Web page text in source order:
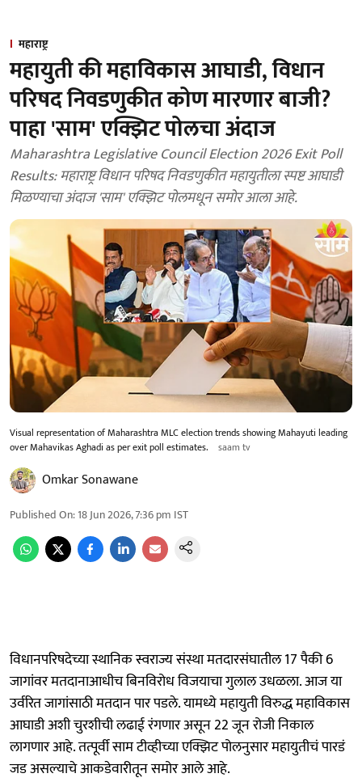
महाराष्ट्र
महायुती की महाविकास आघाडी, विधान
परिषद निवडणुकीत कोण मारणार बाजी?
पाहा 'साम' एक्झिट पोलचा अंदाज
Maharashtra Legislative Council Election 2026 Exit Poll
Results: महाराष्ट्र विधान परिषद निवडणुकीत महायुतीला स्पष्ट आघाडी
मिळण्याचा अंदाज 'साम' एक्झिट पोलमधून समोर आला आहे.
Visual representation of Maharashtra MLC election trends showing Mahayuti leading
over Mahavikas Aghadi as per exit poll estimates.
saam tv
Omkar Sonawane
Published On:18 Jun 2026, 7:36 pm IST
विधानपरिषदेच्या स्थानिक स्वराज्य संस्था मतदारसंघातील 17 पैकी 6
जागांवर मतदानाआधीच बिनविरोध विजयाचा गुलाल उधळला. आज या
उर्वरित जागांसाठी मतदान पार पडले. यामध्ये महायुती विरुद्ध महाविकास
आघाडी अशी चुरशीची लढाई रंगणार असून 22 जून रोजी निकाल
लागणार आहे. तत्पूर्वी साम टीव्हीच्या एक्झिट पोलनुसार महायुतीचं पारडं
जड असल्याचे आकडेवारीतून समोर आले आहे.